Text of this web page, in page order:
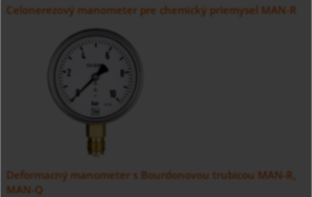
Celonerezový manometer pre chemický priemysel MAN-R
Deformacný manometer s Bourdonovou trubicou MAN-R,
MAN-Q